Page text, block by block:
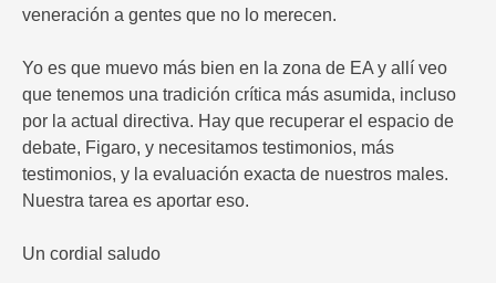
veneración a gentes que no lo merecen.
Yo es que muevo más bien en la zona de EA y allí veo
que tenemos una tradición crítica más asumida, incluso
por la actual directiva. Hay que recuperar el espacio de
debate, Figaro, y necesitamos testimonios, más
testimonios, y la evaluación exacta de nuestros males.
Nuestra tarea es aportar eso.
Un cordial saludo